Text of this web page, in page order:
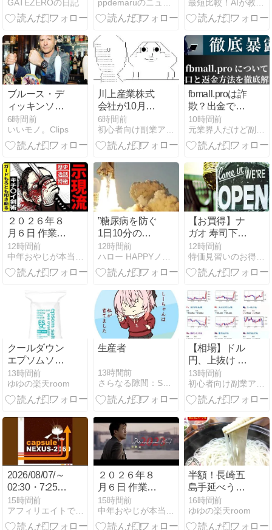
GATEZEROの日記
「エレコム ス
マートトラッ
徹底レビュー
レ！2026年夏
アニメ・劇場
イム話題作ま
とめ
ブルース・デ
ィッキンソン
(アイアン・メ
イデン)
6時間前
いいモノ。Clips
川上産業株式
会社が10月よ
りプチプチ株
式会社に社名
変更
6時間前
fbmall.proは詐
欺？出金でき
ないと評判の
ECサイト運営
の実態と被害
10時間前
２０２６年８
月６日 作業報
告
12時間前
”糖尿病を防ぐ
1日10分の簡
単な習慣”
12時間前
【お買得】ナ
ガオ 寿司下駄
とびだせ おす
し ダブルエン
ボス加工 CH-
1,066円
【Amazonタ
イムセール】
12時間前
特価見習いのお得情報マルシェ
クールダウン
エプソムソル
ト ミント風呂
13時間前
ゆゆの楽天room
生産者
13時間前
さらなる隙間：SC-LD（毎日絵をかこう）
【相場】ドル
円、上抜け 1
ドル158円台
13時間前
2026/08/07/～
02:30・7:25～
活動ミッショ
ンまで残り
147日（3528
15時間前
アフィリエイトで月収３５０万円！
２０２６年８
月６日 作業中
報告
15時間前
半額！長崎五
島手延べうど
ん 液体つゆ付
16時間前
ゆゆの楽天room